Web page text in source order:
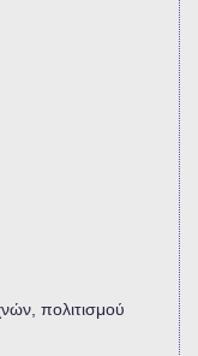
πολιτισμού